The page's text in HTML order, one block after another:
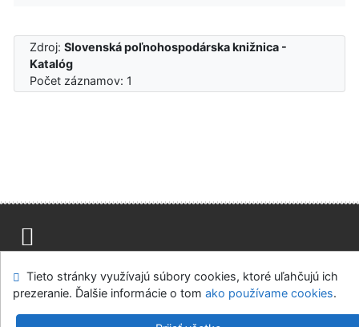
Zdroj:Slovenská poľnohospodárska knižnica -
Katalóg
Počet záznamov: 1
Modul OpenSearch
Napíšte nám Nastavenie cookies
Tieto stránky využívajú súbory cookies, ktoré uľahčujú ich
prezeranie. Ďalšie informácie o tom ako používame cookies.